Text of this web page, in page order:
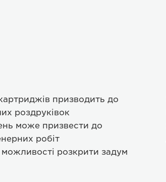
призводить до
роздруківок
може призвести до
робіт
розкрити задум